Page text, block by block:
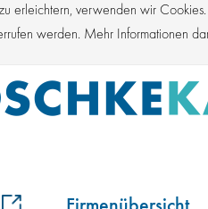
erleichtern, verwenden wir
werden. Mehr Informationen
Firmenübersicht